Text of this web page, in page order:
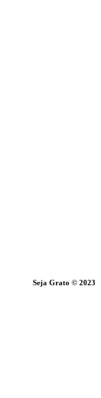
Seja Grato © 2023